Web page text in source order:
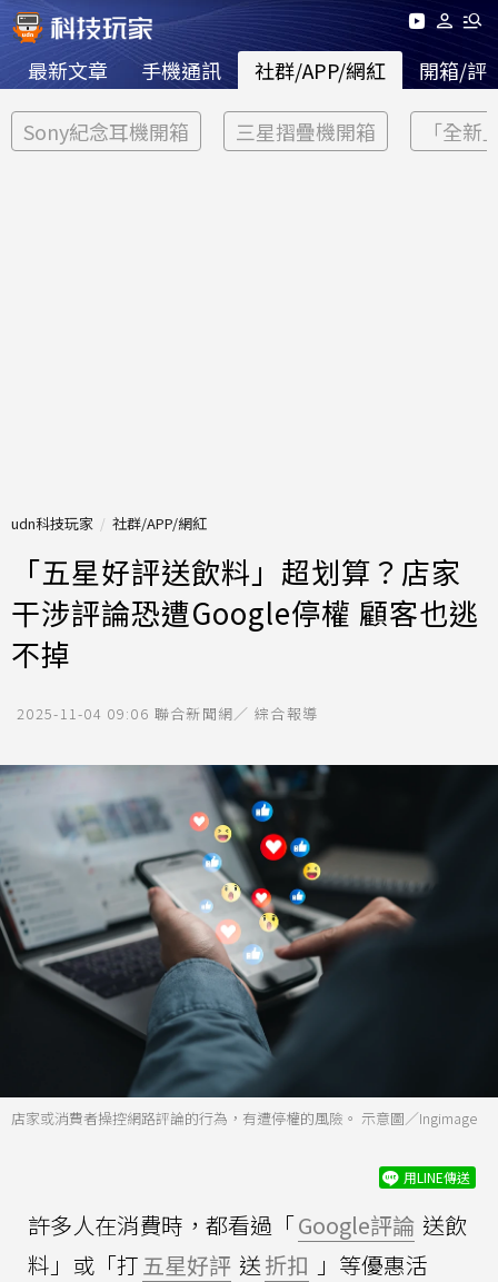
最新文章 手機通訊 社群/APP/網紅 開箱/評
Sony紀念耳機開箱 三星摺疊機開箱 「全新
udn科技玩家 社群/APP/網紅
「五星好評送飲料」超划算？店家
干涉評論恐遭Google停權 顧客也逃
不掉
2025-11-04 09:06 聯合新聞網／ 綜合報導
店家或消費者操控網路評論的行為，有遭停權的風險。 示意圖／Ingimage
用LINE傳送
許多人在消費時，都看過「Google評論 送飲
料」或「打五星好評 送折扣 」等優惠活